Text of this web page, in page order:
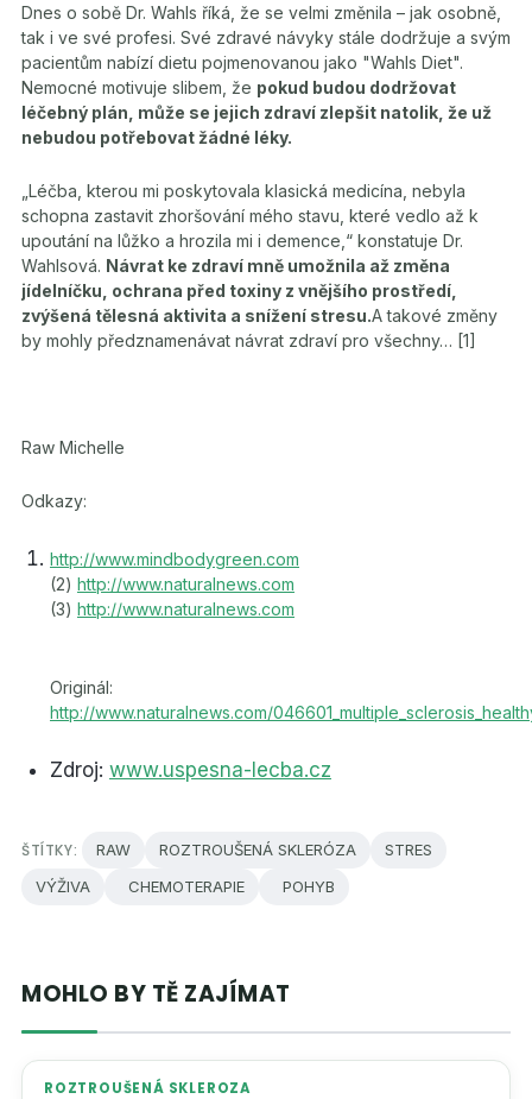
Dnes o sobě Dr. Wahls říká, že se velmi změnila – jak osobně,
tak i ve své profesi. Své zdravé návyky stále dodržuje a svým
pacientům nabízí dietu pojmenovanou jako "Wahls Diet".
Nemocné motivuje slibem, že pokud budou dodržovat
léčebný plán, může se jejich zdraví zlepšit natolik, že už
nebudou potřebovat žádné léky.
„Léčba, kterou mi poskytovala klasická medicína, nebyla
schopna zastavit zhoršování mého stavu, které vedlo až k
upoutání na lůžko a hrozila mi i demence,“ konstatuje Dr.
Wahlsová. Návrat ke zdraví mně umožnila až změna
jídelníčku, ochrana před toxiny z vnějšího prostředí,
zvýšená tělesná aktivita a snížení stresu.A takové změny
by mohly předznamenávat návrat zdraví pro všechny… [1]
Raw Michelle
Odkazy:
http://www.mindbodygreen.com
(2) http://www.naturalnews.com
(3) http://www.naturalnews.com
Originál:
http://www.naturalnews.com/
Zdroj: www.uspesna-lecba.cz
ŠTÍTKY: RAW ROZTROUŠENÁ SKLERÓZA
STRES
VÝŽIVA
CHEMOTERAPIE POHYB
MOHLO BY TĚ ZAJÍMAT
ROZTROUŠENÁ SKLEROZA